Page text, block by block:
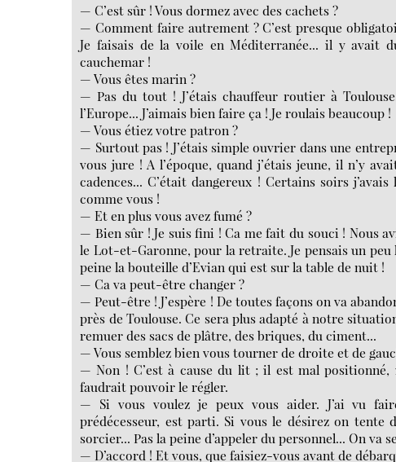
— C’est sûr ! Vous dormez avec des cachets ?
— Comment faire autrement ? C’est presque
Je faisais de la voile en Méditerranée... il y avait
cauchemar !
— Vous êtes marin ?
— Pas du tout ! J’étais chauffeur routier à
l’Europe... J’aimais bien faire ça ! Je roulais beaucoup !
— Vous étiez votre patron ?
— Surtout pas ! J’étais simple ouvrier dans une
vous jure ! A l’époque, quand j’étais jeune, il n’y
cadences... C’était dangereux ! Certains soirs
comme vous !
— Et en plus vous avez fumé ?
— Bien sûr ! Je suis fini ! Ca me fait du souci ! Nous
le Lot-et-Garonne, pour la retraite. Je pensais un peu
peine la bouteille d’Evian qui est sur la table de nuit !
— Ca va peut-être changer ?
— Peut-être ! J’espère ! De toutes façons on va
près de Toulouse. Ce sera plus adapté à notre
remuer des sacs de plâtre, des briques, du ciment...
— Vous semblez bien vous tourner de droite et de
— Non ! C’est à cause du lit ; il est mal positionné,
faudrait pouvoir le régler.
— Si vous voulez je peux vous aider. J’ai vu
prédécesseur, est parti. Si vous le désirez on tente
sorcier... Pas la peine d’appeler du personnel... On va
— D’accord ! Et vous, que faisiez-vous avant de